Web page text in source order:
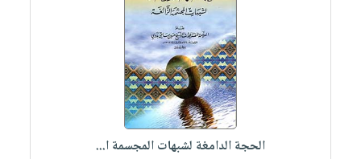
الحجة الدامغة لشبهات المجسمة ا...